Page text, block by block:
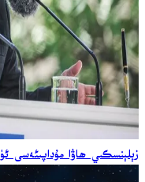
زېلېنسكىي ھاۋا مۇداپىئەسى